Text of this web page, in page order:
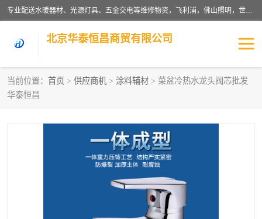
专业配送水暖器材、光源灯具、五金交电等维修物资，飞利浦，佛山照明，世达，博世，九牧，特陶等各产品涉及国内外知名品牌。公司专注与物业、学校、酒店、工厂等单位合作，提供一站式配送服务，降低客户综合成本。依托电子商务改变传统模式，以专业的团队为客户提供24H物资配送到达，货到月结、统一开票，便捷退换等服务，提高了企业的运营效率。
北京华泰恒昌商贸有限公司
当前位置： 首页 > 供应商机 > 涂料辅材 > 菜盆冷热水龙头阀芯批发
华泰恒昌
水暖阀门
涂料辅材